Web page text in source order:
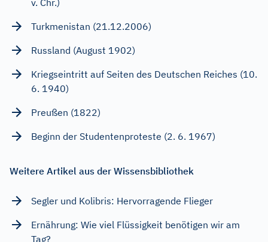
Turkmenistan (21.12.2006)
Russland (August 1902)
Kriegseintritt auf Seiten des Deutschen Reiches (10.
6. 1940)
Preußen (1822)
Beginn der Studentenproteste (2. 6. 1967)
Weitere Artikel aus der Wissensbibliothek
Segler und Kolibris: Hervorragende Flieger
Ernährung: Wie viel Flüssigkeit benötigen wir am
Tag?